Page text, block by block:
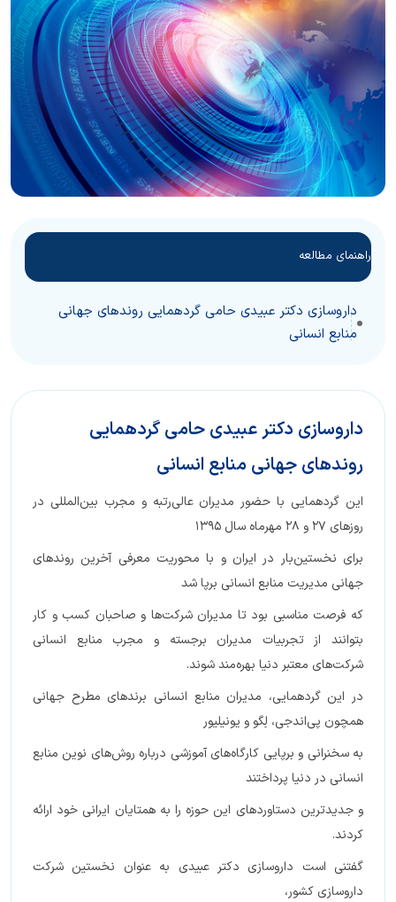
راهنمای مطالعه
داروسازی دکتر عبیدی حامی گردهمایی روندهای جهانی
منابع انسانی
داروسازی دکتر عبیدی حامی گردهمایی
روندهای جهانی منابع انسانی
این گردهمایی با حضور مدیران عالی‌رتبه و مجرب بین‌المللی در
روزهای ۲۷ و ۲۸ مهرماه سال ۱۳۹۵
برای نخستین‌بار در ایران و با محوریت معرفی آخرین روندهای
جهانی مدیریت منابع انسانی برپا شد
که فرصت مناسبی بود تا مدیران شرکت‌ها و صاحبان کسب‌ و کار
بتوانند از تجربیات مدیران برجسته و مجرب منابع انسانی
شرکت‌های معتبر دنیا بهره‌مند شوند.
در این گردهمایی، مدیران منابع انسانی برندهای مطرح جهانی
همچون پی‌اند‌جی، لِگو و یونیلیور
به سخنرانی و برپایی کارگاه‌های آموزشی درباره روش‌های نوین منابع
انسانی در دنیا پرداختند
و جدیدترین دستاوردهای این حوزه را به همتایان ایرانی خود ارائه
کردند.
گفتنی است داروسازی دکتر عبیدی به عنوان نخستین شرکت
داروسازی کشور،